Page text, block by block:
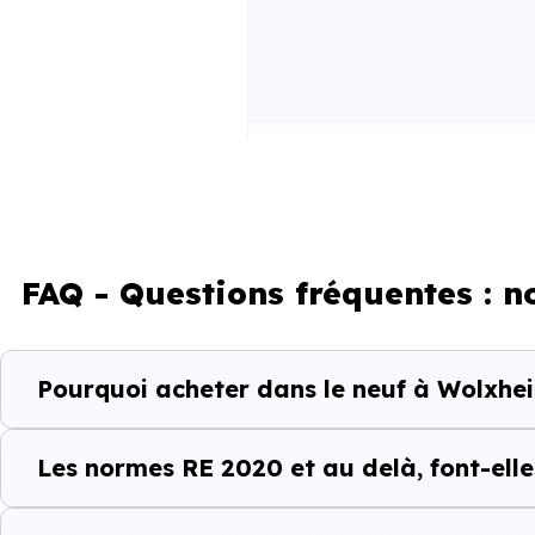
Un projet
Acheter un bien immobilier à
quartiers, les dynamiques
FAQ - Questions fréquentes :
Pourquoi acheter dans le neuf à
Les normes RE 2020 et au delà, font-